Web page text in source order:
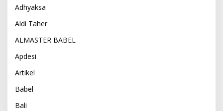
Adhyaksa
Aldi Taher
ALMASTER BABEL
Apdesi
Artikel
Babel
Bali